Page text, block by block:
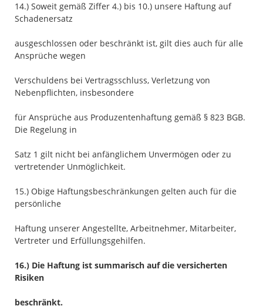
14.) Soweit gemäß Ziffer 4.) bis 10.) unsere Haftung auf
Schadenersatz
ausgeschlossen oder beschränkt ist, gilt dies auch für alle
Ansprüche wegen
Verschuldens bei Vertragsschluss, Verletzung von
Nebenpflichten, insbesondere
für Ansprüche aus Produzentenhaftung gemäß § 823 BGB.
Die Regelung in
Satz 1 gilt nicht bei anfänglichem Unvermögen oder zu
vertretender Unmöglichkeit.
15.) Obige Haftungsbeschränkungen gelten auch für die
persönliche
Haftung unserer Angestellte, Arbeitnehmer, Mitarbeiter,
Vertreter und Erfüllungsgehilfen.
16.) Die Haftung ist summarisch auf die versicherten
Risiken
beschränkt.